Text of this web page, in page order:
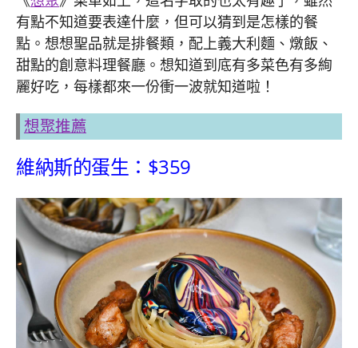
有點不知道要表達什麼，但可以猜到是怎樣的餐
點。想想聖品就是排餐類，配上義大利麵、燉飯、
甜點的創意料理餐廳。想知道到底有多菜色有多絢
麗好吃，每樣都來一份衝一波就知道啦！
想聚推薦
維納斯的蛋生：$359